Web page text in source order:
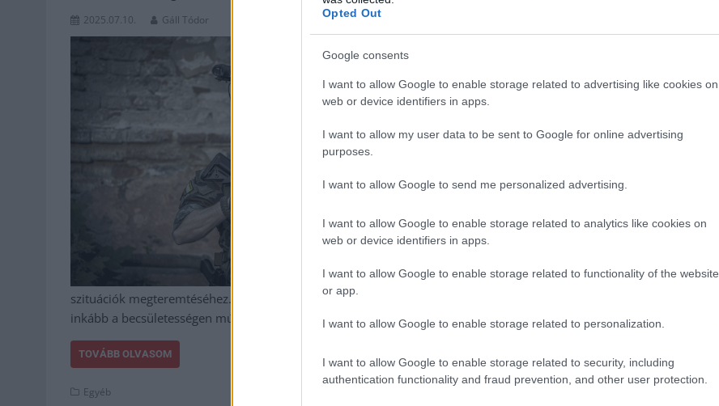
Opted Out
Google consents
I want to allow Google to enable storage related to advertising like cookies on
web or device identifiers in apps.
I want to allow my user data to be sent to Google for online advertising
purposes.
I want to allow Google to send me personalized advertising.
I want to allow Google to enable storage related to analytics like cookies on
web or device identifiers in apps.
I want to allow Google to enable storage related to functionality of the website
or app.
I want to allow Google to enable storage related to personalization.
I want to allow Google to enable storage related to security, including
authentication functionality and fraud prevention, and other user protection.
2025.07.10. Gáll Tódor
különösen azok körében, akik izgalmas,
ugyanakkor biztonságos szórakozást
miért vált ilyen közkedveltté ez a sport,
nyolcvanas években. Az airsoft valósághű
és stratégák számára. Az airsoft története és
szabályai Az airsoft kialakulása Japánban
használták a légfegyvereket a valósághű
szituációk megteremtéséhez. Ki ne szeretne részesévé válni egy izgalmas „csatának”, ahol az eltalálás általában
inkább a becsületességen múlik, mintsem a lövedékek nyomain? A…
TOVÁBB OLVASOM
Egyéb